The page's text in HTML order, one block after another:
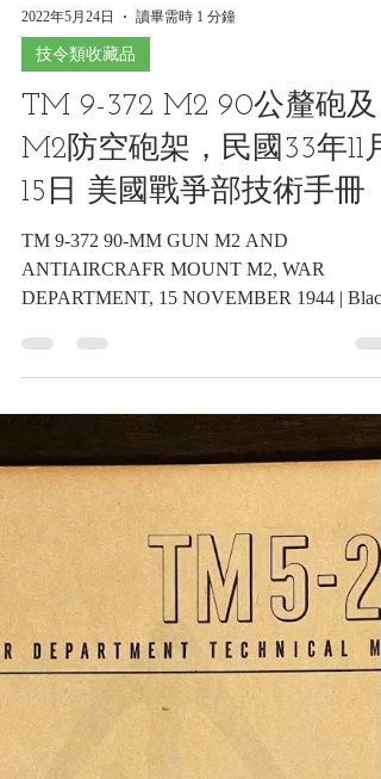
2022年5月24日 讀畢需時 1 分鐘
技令類收藏品
TM 9-372 M2 90公釐砲及
M2防空砲架，民國33年11月
15日 美國戰爭部技術手冊
ANTIAIRCRAFR MOUNT M2, WAR
DEPARTMENT, 15 NOVEMBER 1944 | Black
Water Museum Collection